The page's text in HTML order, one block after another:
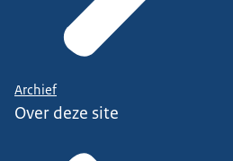
Archief
Over deze site